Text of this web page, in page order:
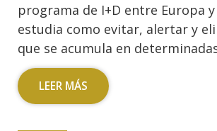
programa de I+D entre Europa y
estudia como evitar, alertar y
que se acumula en
LEER MÁS